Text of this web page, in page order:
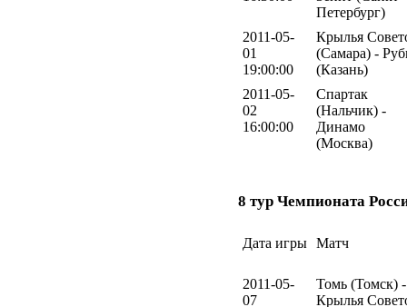
Петербург)
2011-05-
01
19:00:00
Крылья
(Самара) -
(Казань)
2011-05-
02
16:00:00
Спартак
(Нальчик) -
Динамо
(Москва)
8 тур Чемпионата
Дата игры Матч
2011-05-
07
Томь (Томск) -
Крылья